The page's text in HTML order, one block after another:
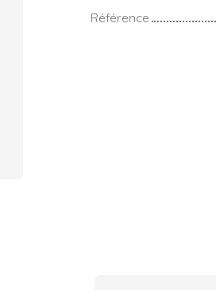
Référence